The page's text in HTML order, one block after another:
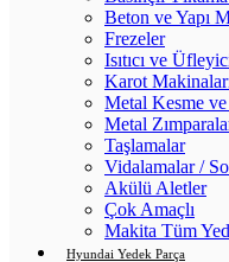
Beton ve Yapı
Frezeler
Isıtıcı ve
Karot
Metal Kesme
Metal
Taşlamalar
Vidalamalar /
Akülü Aletler
Çok Amaçlı
Makita Tüm
Hyundai Yedek Parça